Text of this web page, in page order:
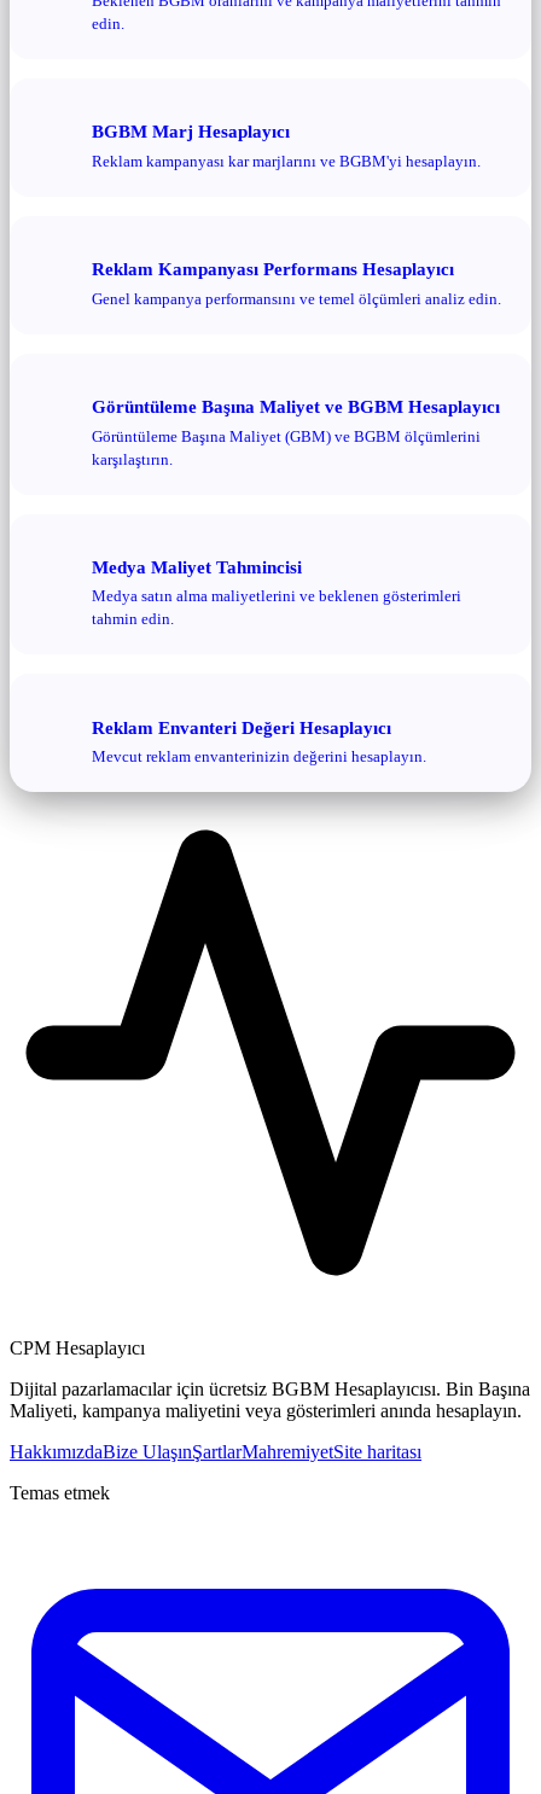
edin.
BGBM Marj Hesaplayıcı
Reklam kampanyası kar marjlarını ve BGBM'yi hesaplayın.
Reklam Kampanyası Performans Hesaplayıcı
Genel kampanya performansını ve temel ölçümleri analiz edin.
Görüntüleme Başına Maliyet ve BGBM Hesaplayıcı
Görüntüleme Başına Maliyet (GBM) ve BGBM ölçümlerini
karşılaştırın.
Medya Maliyet Tahmincisi
Medya satın alma maliyetlerini ve beklenen gösterimleri
tahmin edin.
Reklam Envanteri Değeri Hesaplayıcı
Mevcut reklam envanterinizin değerini hesaplayın.
CPM Hesaplayıcı
Dijital pazarlamacılar için ücretsiz BGBM Hesaplayıcısı. Bin Başına
Maliyeti, kampanya maliyetini veya gösterimleri anında hesaplayın.
HakkımızdaBize UlaşınŞartlarMahremiyetSite haritası
Temas etmek